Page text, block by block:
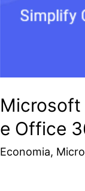
Microsoft
e Office
Economia,